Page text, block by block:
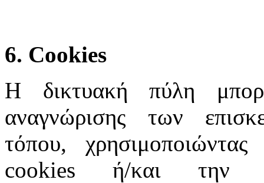
6. Cookies
Η δικτυακή πύλη
αναγνώρισης των
τόπου, χρησιμοποιώντας
cookies ή/και την